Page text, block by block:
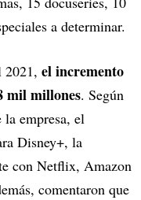
a determinar.
2021, el incremento
mil millones. Según
la empresa, el
Disney+, la
con Netflix, Amazon
comentaron que